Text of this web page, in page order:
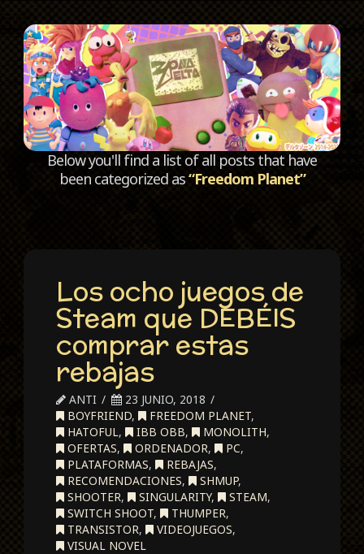
Below you'll find a list of all posts that have
been categorized as“Freedom Planet”
Los ocho juegos de
Steam que DEBÉIS
comprar estas
rebajas
ANTI
23 JUNIO, 2018
BOYFRIEND, FREEDOM PLANET,
HATOFUL, IBB OBB, MONOLITH,
OFERTAS, ORDENADOR, PC,
PLATAFORMAS, REBAJAS,
RECOMENDACIONES, SHMUP,
SHOOTER, SINGULARITY, STEAM,
SWITCH SHOOT, THUMPER,
TRANSISTOR, VIDEOJUEGOS,
VISUAL NOVEL